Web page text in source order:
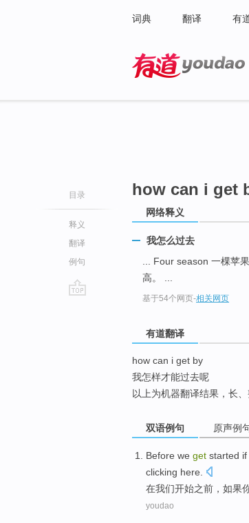
词典 翻译 有
目录
释义
翻译
例句
how can i get
网络释义
我怎么过去
... Four season 一棵苹
高。 ...
基于54个网页-相关网页
有道翻译
how can i get by
我怎样才能过去呢
以上为机器翻译结果，长
双语例句 原声例
Before we get started if
clicking here
在我们开始之前 ， 如果
youdao